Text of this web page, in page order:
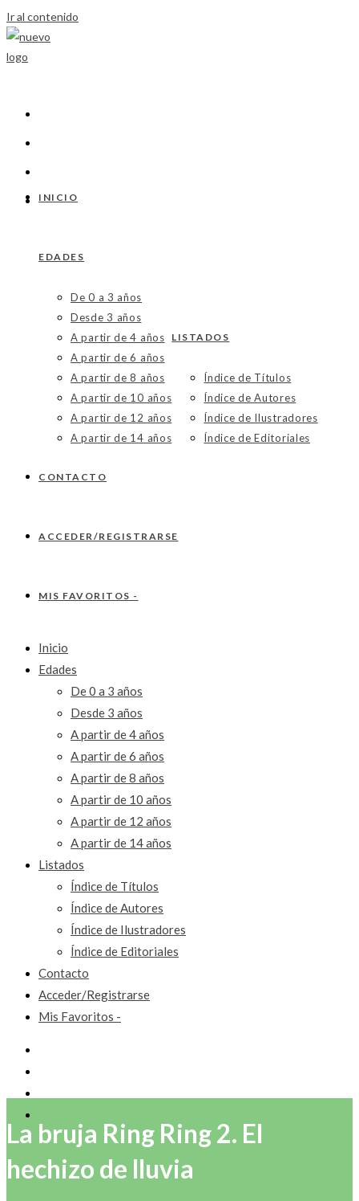
Ir al contenido
INICIO
EDADES
De 0 a 3 años
Desde 3 años
A partir de 4 años
A partir de 6 años
A partir de 8 años
A partir de 10 años
A partir de 12 años
A partir de 14 años
LISTADOS
Índice de Títulos
Índice de Autores
Índice de Ilustradores
Índice de Editoriales
CONTACTO
ACCEDER/REGISTRARSE
MIS FAVORITOS -
Inicio
Edades
De 0 a 3 años
Desde 3 años
A partir de 4 años
A partir de 6 años
A partir de 8 años
A partir de 10 años
A partir de 12 años
A partir de 14 años
Listados
Índice de Títulos
Índice de Autores
Índice de Ilustradores
Índice de Editoriales
Contacto
Acceder/Registrarse
Mis Favoritos -
La bruja Ring Ring 2. El
hechizo de lluvia